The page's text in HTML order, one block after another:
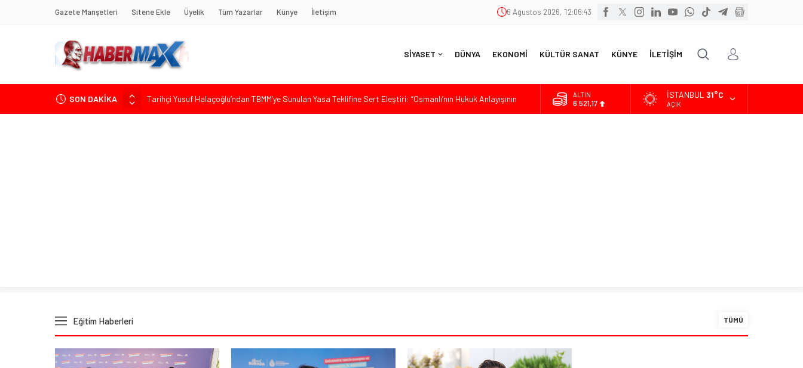
Gazete Manşetleri Sitene Ekle Üyelik Tüm Yazarlar Künye İletişim 6 Ağustos 2026, 12:06:44
SİYASET DÜNYA EKONOMİ KÜLTÜR SANAT KÜNYE İLETİŞİM
SON DAKİKA
Tarihçi Yusuf Halaçoğlu’ndan TBMM’ye Sunulan Yasa Teklifine Sert Eleştiri: “Osmanlı’nın Hukuk Anlayışının
ALTIN
6.521,17
İSTANBUL 31°C
AÇIK
Eğitim Haberleri TÜMÜ